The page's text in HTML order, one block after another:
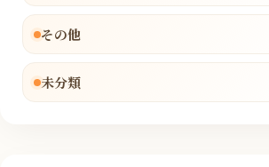
その他
未分類